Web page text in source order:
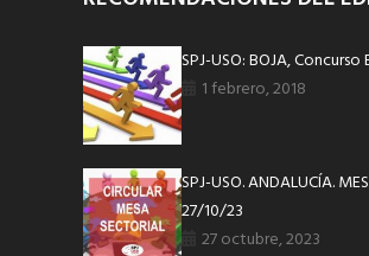
SPJ-USO: BOJA,
1 febrero, 2018
SPJ-USO. ANDALUCÍA.
27/10/23
27 octubre, 2023